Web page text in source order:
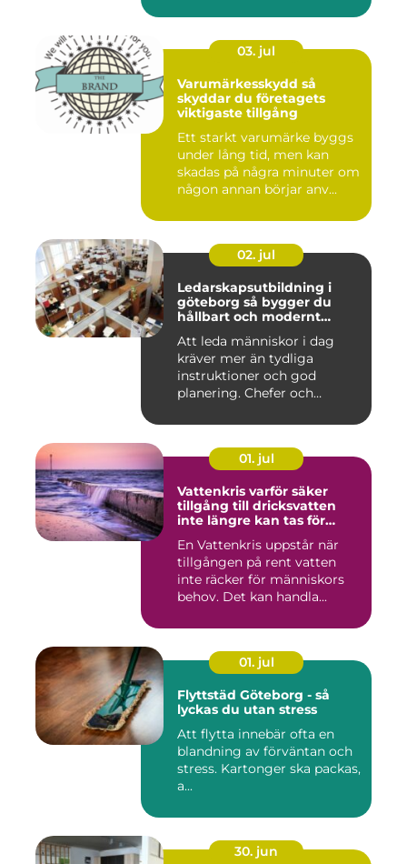
03. jul
Varumärkesskydd så
skyddar du företagets
viktigaste tillgång
Ett starkt varumärke byggs
under lång tid, men kan
skadas på några minuter om
någon annan börjar anv...
02. jul
Ledarskapsutbildning i
göteborg så bygger du
hållbart och modernt
Att leda människor i dag
kräver mer än tydliga
instruktioner och god
planering. Chefer och
01. jul
Vattenkris varför säker
tillgång till dricksvatten
inte längre kan tas för
En Vattenkris uppstår när
tillgången på rent vatten
inte räcker för människors
behov. Det kan handla...
01. jul
Flyttstäd Göteborg - så
lyckas du utan stress
Att flytta innebär ofta en
blandning av förväntan och
stress. Kartonger ska packas,
a...
30. jun